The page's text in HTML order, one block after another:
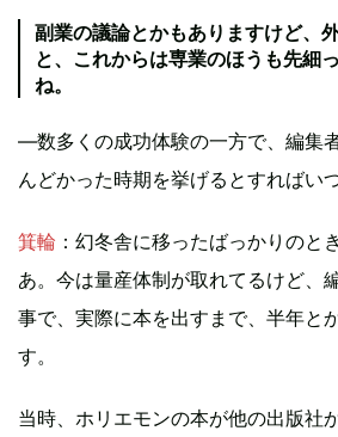
副業の議論とかもありますけど、
と、これからは専業のほうも先細
ね。
—数多くの成功体験の一方で、編集
んどかった時期を挙げるとすればい
箕輪 ：幻冬舎に移ったばっかりのと
あ。今は量産体制が取れてるけど、
事で、実際に本を出すまで、半年と
す。
当時、ホリエモンの本が他の出版社